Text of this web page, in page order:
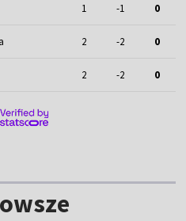
1 -1 0
2 -2 0
2 -2 0